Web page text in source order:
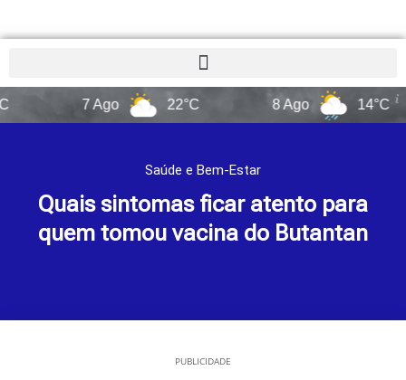
22°C 14°C
Saúde e Bem-Estar
Quais sintomas ficar atento para
quem tomou vacina do Butantan
PUBLICIDADE